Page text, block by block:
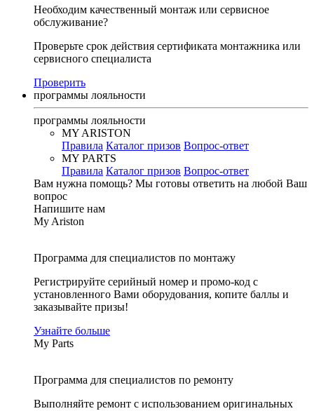
Необходим качественный монтаж или сервисное
обслуживание?
Проверьте срок действия сертификата монтажника или
сервисного специалиста
Проверить
программы лояльности
программы лояльности
MY ARISTON
Правила Каталог призов Вопрос-ответ
MY PARTS
Правила Каталог призов Вопрос-ответ
Вам нужна помощь? Мы готовы ответить на любой Ваш
вопрос
Напишите нам
My Ariston
Программа для специалистов по монтажу
Регистрируйте серийный номер и промо-код с
установленного Вами оборудования, копите баллы и
заказывайте призы!
Узнайте больше
My Parts
Программа для специалистов по ремонту
Выполняйте ремонт с использованием оригинальных